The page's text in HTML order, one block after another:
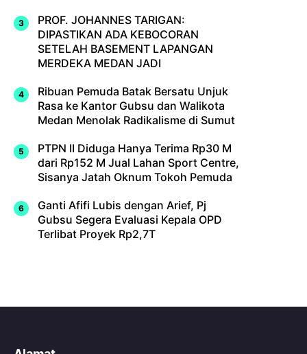
PROF. JOHANNES TARIGAN:
DIPASTIKAN ADA KEBOCORAN
SETELAH BASEMENT LAPANGAN
MERDEKA MEDAN JADI
Ribuan Pemuda Batak Bersatu Unjuk
Rasa ke Kantor Gubsu dan Walikota
Medan Menolak Radikalisme di Sumut
PTPN II Diduga Hanya Terima Rp30 M
dari Rp152 M Jual Lahan Sport Centre,
Sisanya Jatah Oknum Tokoh Pemuda
Ganti Afifi Lubis dengan Arief, Pj
Gubsu Segera Evaluasi Kepala OPD
Terlibat Proyek Rp2,7T